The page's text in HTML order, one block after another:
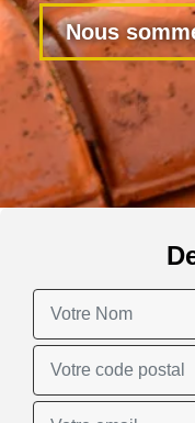
Nous